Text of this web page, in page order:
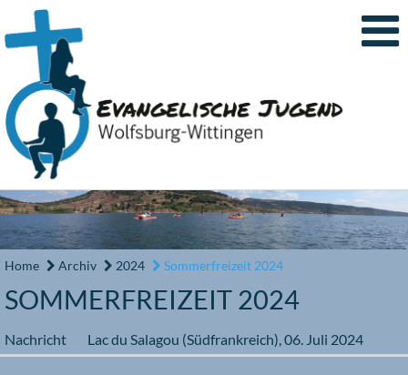
Home Archiv 2024 Sommerfreizeit 2024
SOMMERFREIZEIT 2024
Nachricht Lac du Salagou (Südfrankreich),06. Juli 2024